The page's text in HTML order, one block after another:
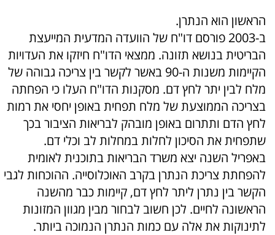
הראשון הוא הנתרן.
ב-2003 פורסם דו"ח של הוועדה המדעית המייעצת
הבריטית בנושא תזונה. ממצאי הדו"ח חיזקו את העדויות
הקיימות משנות ה-90 באשר לקשר בין צריכה גבוהה של
מלח לבין יתר לחץ דם. מסקנות הדו"ח העלו כי הפחתה
בצריכה הממוצעת של מלח תפחית באופן יחסי את רמות
לחץ הדם ותתרום באופן מובהק לבריאות הציבור בכך
שתפחית את הסיכון לחלות במחלות לב וכלי דם.
באפריל השנה יצא משרד הבריאות בתוכנית לאומית
להפחתת צריכת הנתרן בקרב האוכלוסייה. ההוכחות לגבי
הקשר בין נתרן ליתר לחץ דם, קיימות כבר מהשנה
הראשונה לחיים. לכן חשוב לבחור מבין מגוון המזונות
לתינוקות את אלה עם כמות הנתרן הנמוכה ביותר.